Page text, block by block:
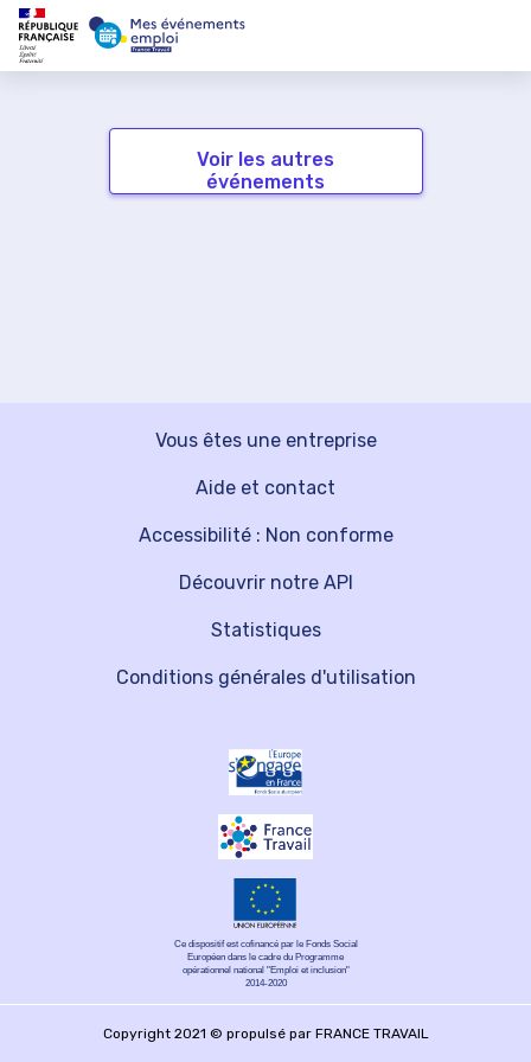
Voir les autres
événements
Vous êtes une entreprise
Découvrir notre API
Aide et contact
Statistiques
Accessibilité : Non conforme
Conditions générales d'utilisation
Ce dispositif est cofinancé par le Fonds Social
Européen dans le cadre du Programme
opérationnel national "Emploi et inclusion"
2014-2020
Copyright 2021 © propulsé par FRANCE TRAVAIL